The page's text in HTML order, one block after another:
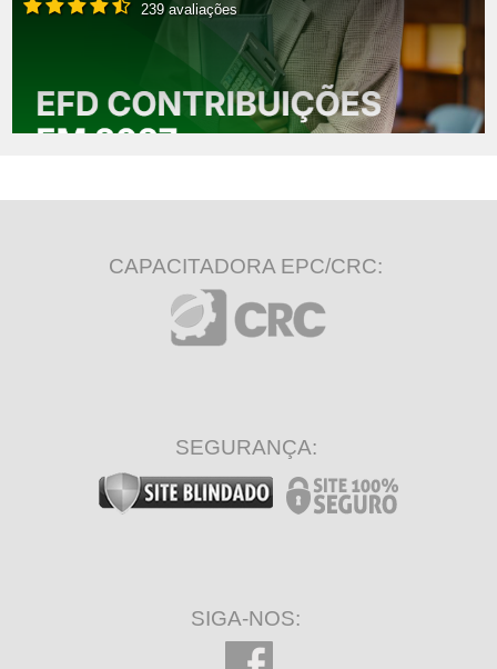
239 avaliações
CAPACITADORA EPC/CRC:
SEGURANÇA:
SIGA-NOS: